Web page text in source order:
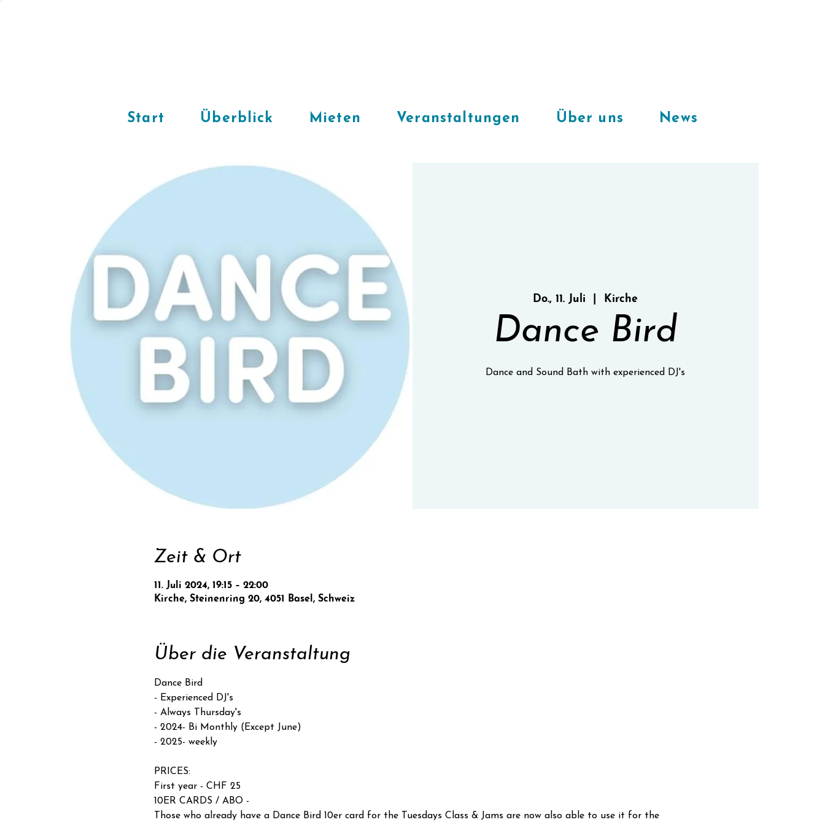
Start Überblick Mieten Veranstaltungen Über uns News
Do., 11. Juli Kirche
Dance Bird
Dance and Sound Bath with experienced DJ's
Zeit & Ort
11. Juli 2024, 19:15 – 22:00
Kirche, Steinenring 20, 4051 Basel, Schweiz
Über die Veranstaltung
Dance Bird
- Experienced DJ's
- Always Thursday's
- 2024- Bi Monthly (Except June)
- 2025- weekly
PRICES:
First year - CHF 25
10ER CARDS / ABO -
Those who already have a Dance Bird 10er card for the Tuesdays Class & Jams are now also able to use it for the